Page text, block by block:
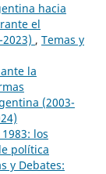
hacia
el
, Temas y
la
(2003-
los
política
y Debates: